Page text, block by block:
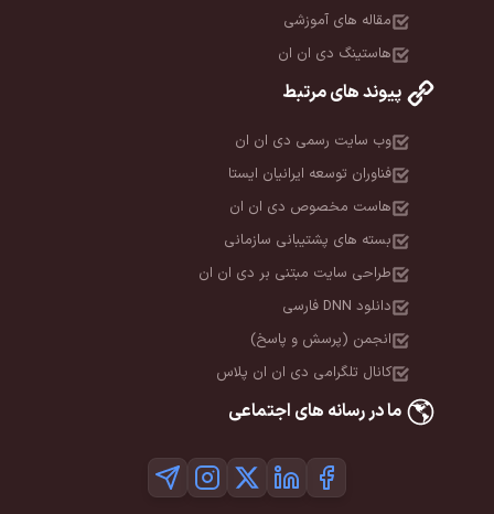
مقاله های آموزشی
هاستینگ دی ان ان
پیوند های مرتبط
وب سایت رسمی دی ان ان
فناوران توسعه ایرانیان ایستا
هاست مخصوص دی ان ان
بسته های پشتیبانی سازمانی
طراحی سایت مبتنی بر دی ان ان
دانلود DNN فارسی
انجمن (پرسش و پاسخ)
کانال تلگرامی دی ان ان پلاس
ما در رسانه های اجتماعی